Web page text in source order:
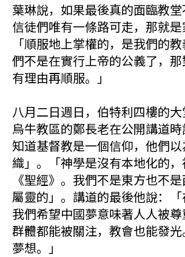
葉琳說，如果最後真的面臨教堂
信徒們唯有一條路可走，那就是
「順服地上掌權的，是我們的
們不是在實行上帝的公義了，
有理由再順服。」
八月二日週日，伯特利四樓的大
烏牛教區的鄭長老在公開講道
知道基督教是一個信仰，他們
織」。「神學是沒有本地化的
《聖經》。我們不是東方也不
屬靈的」。講道的最後他說：「
我們希望中國夢意味著人人被
群體都能被關注，教會也能發
夢想。」